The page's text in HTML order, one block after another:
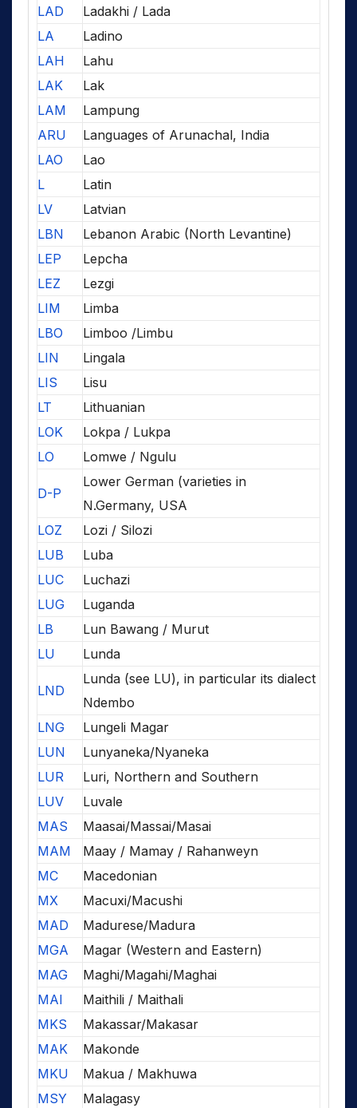
LAD
Ladakhi / Lada
LA
Ladino
LAH
Lahu
LAK
Lak
LAM
Lampung
ARU
Languages of Arunachal, India
LAO
Lao
L
Latin
LV
Latvian
LBN
Lebanon Arabic (North Levantine)
LEP
Lepcha
LEZ
Lezgi
LIM
Limba
LBO
Limboo /Limbu
LIN
Lingala
LIS
Lisu
LT
Lithuanian
LOK
Lokpa / Lukpa
LO
Lomwe / Ngulu
D-P
Lower German (varieties in
N.Germany, USA
LOZ
Lozi / Silozi
LUB
Luba
LUC
Luchazi
LUG
Luganda
LB
Lun Bawang / Murut
LU
Lunda
LND
Lunda (see LU), in particular its dialect
Ndembo
LNG
Lungeli Magar
LUN
Lunyaneka/Nyaneka
LUR
Luri, Northern and Southern
LUV
Luvale
MAS
Maasai/Massai/Masai
MAM
Maay / Mamay / Rahanweyn
MC
Macedonian
MX
Macuxi/Macushi
MAD
Madurese/Madura
MGA
Magar (Western and Eastern)
MAG
Maghi/Magahi/Maghai
MAI
Maithili / Maithali
MKS
Makassar/Makasar
MAK
Makonde
MKU
Makua / Makhuwa
MSY
Malagasy